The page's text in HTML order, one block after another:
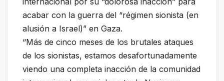
acabar con la guerra del “régimen sionista (en
alusión a Israel)” en Gaza.
“Más de cinco meses de los brutales ataques
de los sionistas, estamos desafortunadamente
viendo una completa inacción de la comunidad